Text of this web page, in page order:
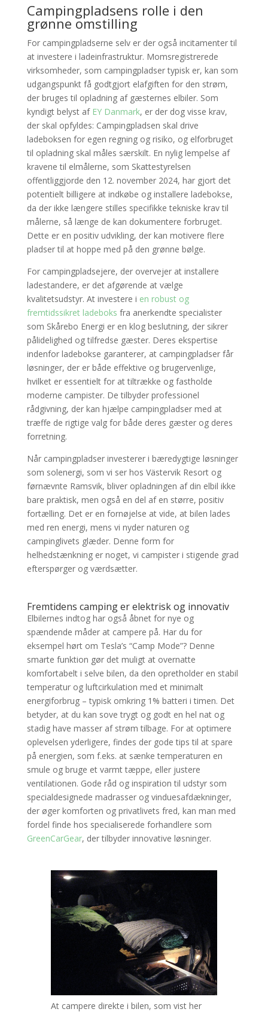
Campingpladsens rolle i den
grønne omstilling
For campingpladserne selv er der også incitamenter til
at investere i ladeinfrastruktur. Momsregistrerede
virksomheder, som campingpladser typisk er, kan som
udgangspunkt få godtgjort elafgiften for den strøm,
der bruges til opladning af gæsternes elbiler. Som
kyndigt belyst af EY Danmark, er der dog visse krav,
der skal opfyldes: Campingpladsen skal drive
ladeboksen for egen regning og risiko, og elforbruget
til opladning skal måles særskilt. En nylig lempelse af
kravene til elmålerne, som Skattestyrelsen
offentliggjorde den 12. november 2024, har gjort det
potentielt billigere at indkøbe og installere ladebokse,
da der ikke længere stilles specifikke tekniske krav til
målerne, så længe de kan dokumentere forbruget.
Dette er en positiv udvikling, der kan motivere flere
pladser til at hoppe med på den grønne bølge.
For campingpladsejere, der overvejer at installere
ladestandere, er det afgørende at vælge
kvalitetsudstyr. At investere i en robust og
fremtidssikret ladeboks fra anerkendte specialister
som Skårebo Energi er en klog beslutning, der sikrer
pålidelighed og tilfredse gæster. Deres ekspertise
indenfor ladebokse garanterer, at campingpladser får
løsninger, der er både effektive og brugervenlige,
hvilket er essentielt for at tiltrække og fastholde
moderne campister. De tilbyder professionel
rådgivning, der kan hjælpe campingpladser med at
træffe de rigtige valg for både deres gæster og deres
forretning.
Når campingpladser investerer i bæredygtige løsninger
som solenergi, som vi ser hos Västervik Resort og
førnævnte Ramsvik, bliver opladningen af din elbil ikke
bare praktisk, men også en del af en større, positiv
fortælling. Det er en fornøjelse at vide, at bilen lades
med ren energi, mens vi nyder naturen og
campinglivets glæder. Denne form for
helhedstænkning er noget, vi campister i stigende grad
efterspørger og værdsætter.
Fremtidens camping er elektrisk og innovativ
Elbilernes indtog har også åbnet for nye og
spændende måder at campere på. Har du for
eksempel hørt om Tesla’s “Camp Mode”? Denne
smarte funktion gør det muligt at overnatte
komfortabelt i selve bilen, da den opretholder en stabil
temperatur og luftcirkulation med et minimalt
energiforbrug – typisk omkring 1% batteri i timen. Det
betyder, at du kan sove trygt og godt en hel nat og
stadig have masser af strøm tilbage. For at optimere
oplevelsen yderligere, findes der gode tips til at spare
på energien, som f.eks. at sænke temperaturen en
smule og bruge et varmt tæppe, eller justere
ventilationen. Gode råd og inspiration til udstyr som
specialdesignede madrasser og vinduesafdækninger,
der øger komforten og privatlivets fred, kan man med
fordel finde hos specialiserede forhandlere som
GreenCarGear, der tilbyder innovative løsninger.
At campere direkte i bilen, som vist her